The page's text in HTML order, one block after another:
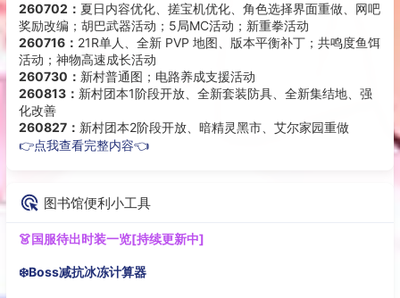
260702： 夏日内容优化、搓宝机优化、角色选择界面重做、网吧
奖励改编；胡巴武器活动；5局MC活动；新重拳活动
260716： 21R单人、全新 PVP 地图、版本平衡补丁；共鸣度鱼饵
活动；神物高速成长活动
260730： 新村普通图；电路养成支援活动
260813： 新村团本1阶段开放、全新套装防具、全新集结地、强
化改善
260827： 新村团本2阶段开放、暗精灵黑市、艾尔家园重做
👉点我查看完整内容👈
图书馆便利小工具
👗国服待出时装一览[持续更新中]
❄️Boss减抗冰冻计算器